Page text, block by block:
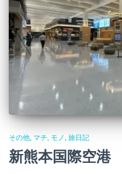
その他 マチ モノ 旅日記
新熊本国際空港